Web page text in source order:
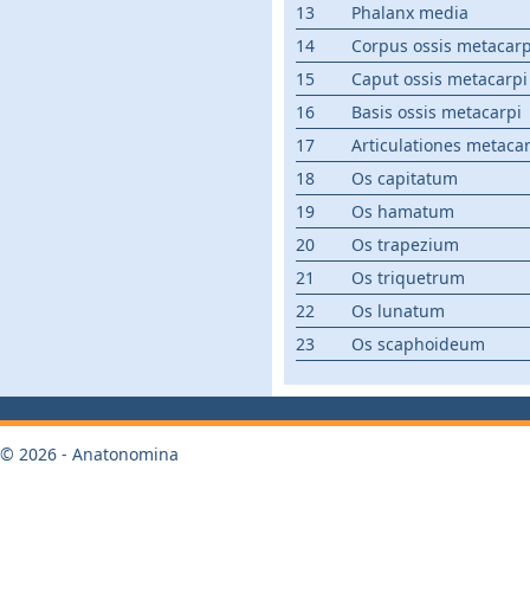
13
Phalanx media
14
Corpus ossis
15
Caput ossis metacarpi
16
Basis ossis metacarpi
17
Articulationes
18
Os capitatum
19
Os hamatum
20
Os trapezium
21
Os triquetrum
22
Os lunatum
23
Os scaphoideum
© 2026 - Anatonomina